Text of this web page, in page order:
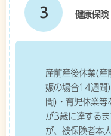
3 健康保険
産前産後休業(
娠の場合14週間
間)・育児休業等
が3歳に達する
が、被保険者本